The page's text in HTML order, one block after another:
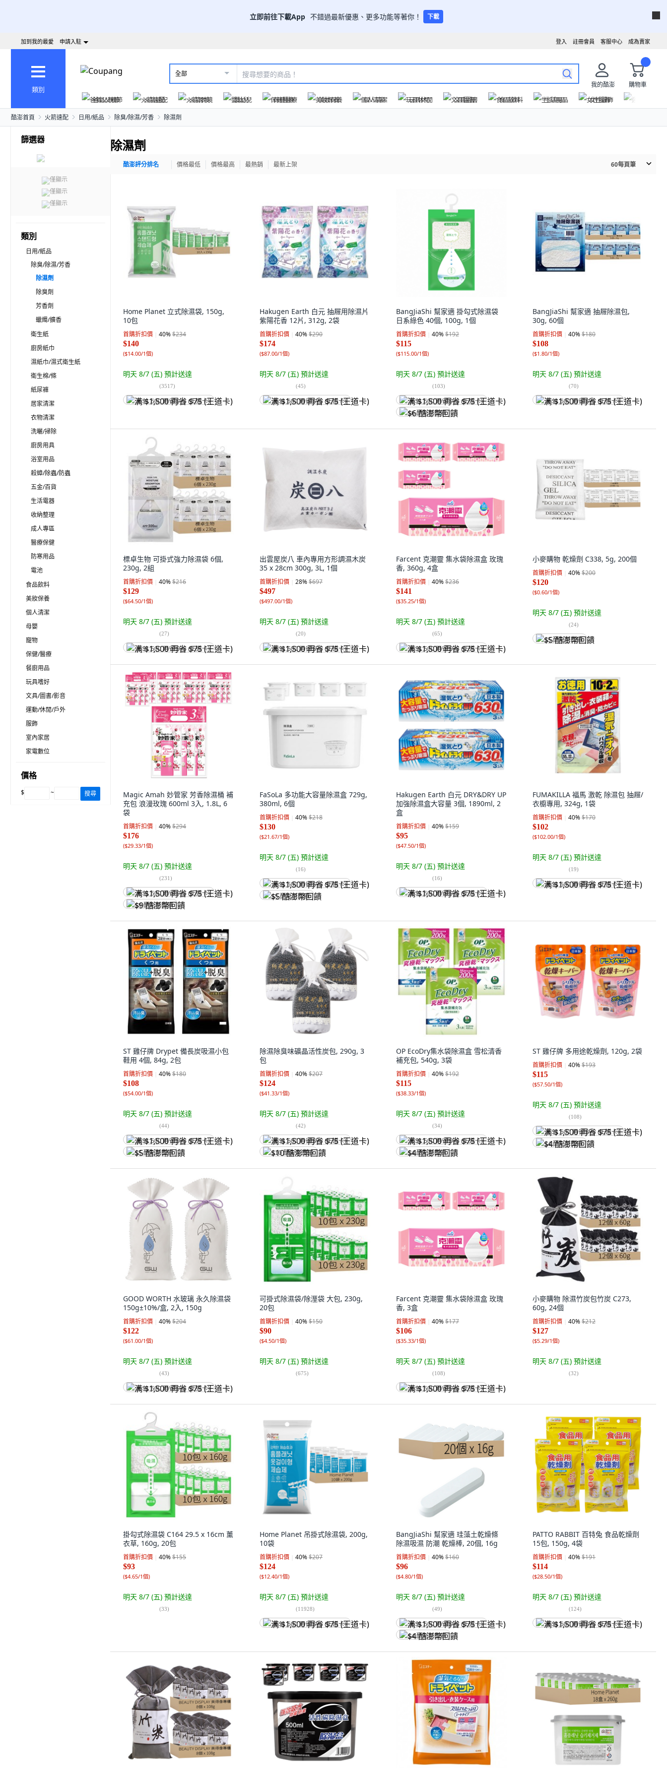
立即前往下載App 不錯過最新優惠、更多功能等著你！ 下載
成為賣家
客服中心
註冊會員
登入
加到我的最愛 申請入駐
類別
全部
我的酷澎
購物車
爸氣父親節
火箭速配 火箭跨境 嬰幼兒 保健醫療 美妝保養 個人清潔 玩具休閒 文具圖書 食品飲料 生活用品 女性服飾
酷澎首頁 火箭速配 日用/紙品 除臭/除濕/芳香 除濕劑
篩選器
僅顯示
僅顯示
僅顯示
類別
日用/紙品
除臭/除濕/芳香
除濕劑
除臭劑
芳香劑
蠟燭/擴香
衛生紙
廚房紙巾
濕紙巾/濕式衛生紙
衛生棉/條
紙尿褲
居家清潔
衣物清潔
洗曬/掃除
廚房用具
浴室用品
殺蟑/除蟲/防蟲
五金/百貨
生活電器
收納整理
成人專區
醫療保健
防寒用品
電池
食品飲料
美妝保養
個人清潔
母嬰
寵物
保健/醫療
餐廚用品
玩具嗜好
文具/圖書/影音
運動/休閒/戶外
服飾
室內家居
家電數位
價格
$ ~ 搜尋
除濕劑
酷澎評分排名 價格最低 價格最高 最熱銷 最新上架 60每頁筆
Home Planet 立式除濕袋, 150g,
10包
首購折扣價 40%$234
$140
($14.00/1個)
明天 8/7 (五) 預計送達
(3517)
满 $1,500 再省 $75 (王道卡)
Hakugen Earth 白元 抽屜用除濕片
紫陽花香 12片, 312g, 2袋
首購折扣價 40%$290
$174
($87.00/1個)
明天 8/7 (五) 預計送達
(45)
满 $1,500 再省 $75 (王道卡)
BangJiaShi 幫家適 掛勾式除濕袋
日系綠色 40個, 100g, 1個
首購折扣價 40%$192
$115
($115.00/1個)
明天 8/7 (五) 預計送達
(103)
满 $1,500 再省 $75 (王道卡)
$6 酷澎幣回饋
BangJiaShi 幫家適 抽屜除濕包,
30g, 60個
首購折扣價 40%$180
$108
($1.80/1個)
明天 8/7 (五) 預計送達
(70)
满 $1,500 再省 $75 (王道卡)
標卓生物 可掛式強力除濕袋 6個,
230g, 2組
首購折扣價 40%$216
$129
($64.50/1個)
明天 8/7 (五) 預計送達
(27)
满 $1,500 再省 $75 (王道卡)
出雲屋炭八 車內專用方形調濕木炭
35 x 28cm 300g, 3L, 1個
首購折扣價 28%$697
$497
($497.00/1個)
明天 8/7 (五) 預計送達
(20)
满 $1,500 再省 $75 (王道卡)
Farcent 克潮靈 集水袋除濕盒 玫瑰
香, 360g, 4盒
首購折扣價 40%$236
$141
($35.25/1個)
明天 8/7 (五) 預計送達
(65)
满 $1,500 再省 $75 (王道卡)
小麥購物 乾燥劑 C338, 5g, 200個
首購折扣價 40%$200
$120
($0.60/1個)
明天 8/7 (五) 預計送達
(24)
$5 酷澎幣回饋
Magic Amah 妙管家 芳香除濕桶 補
充包 浪漫玫瑰 600ml 3入, 1.8L, 6
袋
首購折扣價 40%$294
$176
($29.33/1個)
明天 8/7 (五) 預計送達
(231)
满 $1,500 再省 $75 (王道卡)
$9 酷澎幣回饋
FaSoLa 多功能大容量除濕盒 729g,
380ml, 6個
首購折扣價 40%$218
$130
($21.67/1個)
明天 8/7 (五) 預計送達
(16)
满 $1,500 再省 $75 (王道卡)
$5 酷澎幣回饋
Hakugen Earth 白元 DRY&DRY UP
加強除濕盒大容量 3個, 1890ml, 2
盒
首購折扣價 40%$159
$95
($47.50/1個)
明天 8/7 (五) 預計送達
(16)
满 $1,500 再省 $75 (王道卡)
FUMAKILLA 福馬 激乾 除濕包 抽屜/
衣櫥專用, 324g, 1袋
首購折扣價 40%$170
$102
($102.00/1個)
明天 8/7 (五) 預計送達
(19)
满 $1,500 再省 $75 (王道卡)
ST 雞仔牌 Drypet 備長炭吸濕小包
鞋用 4個, 84g, 2包
首購折扣價 40%$180
$108
($54.00/1個)
明天 8/7 (五) 預計送達
(44)
满 $1,500 再省 $75 (王道卡)
$5 酷澎幣回饋
除濕除臭味礦晶活性炭包, 290g, 3
包
首購折扣價 40%$207
$124
($41.33/1個)
明天 8/7 (五) 預計送達
(42)
满 $1,500 再省 $75 (王道卡)
$10 酷澎幣回饋
OP EcoDry集水袋除濕盒 雪松清香
補充包, 540g, 3袋
首購折扣價 40%$192
$115
($38.33/1個)
明天 8/7 (五) 預計送達
(34)
满 $1,500 再省 $75 (王道卡)
$4 酷澎幣回饋
ST 雞仔牌 多用途乾燥劑, 120g, 2袋
首購折扣價 40%$193
$115
($57.50/1個)
明天 8/7 (五) 預計送達
(108)
满 $1,500 再省 $75 (王道卡)
$4 酷澎幣回饋
GOOD WORTH 水玻璃 永久除濕袋
150g±10%/盒, 2入, 150g
首購折扣價 40%$204
$122
($61.00/1個)
明天 8/7 (五) 預計送達
(43)
满 $1,500 再省 $75 (王道卡)
可掛式除濕袋/除溼袋 大包, 230g,
20包
首購折扣價 40%$150
$90
($4.50/1個)
明天 8/7 (五) 預計送達
(675)
Farcent 克潮靈 集水袋除濕盒 玫瑰
香, 3盒
首購折扣價 40%$177
$106
($35.33/1個)
明天 8/7 (五) 預計送達
(108)
满 $1,500 再省 $75 (王道卡)
小麥購物 除濕竹炭包竹炭 C273,
60g, 24個
首購折扣價 40%$212
$127
($5.29/1個)
明天 8/7 (五) 預計送達
(32)
掛勾式除濕袋 C164 29.5 x 16cm 薰
衣草, 160g, 20包
首購折扣價 40%$155
$93
($4.65/1個)
明天 8/7 (五) 預計送達
(33)
Home Planet 吊掛式除濕袋, 200g,
10袋
首購折扣價 40%$207
$124
($12.40/1個)
明天 8/7 (五) 預計送達
(11928)
满 $1,500 再省 $75 (王道卡)
BangJiaShi 幫家適 珪藻土乾燥條
除濕吸濕 防潮 乾燥棒, 20個, 16g
首購折扣價 40%$160
$96
($4.80/1個)
明天 8/7 (五) 預計送達
(49)
满 $1,500 再省 $75 (王道卡)
$4 酷澎幣回饋
PATTO RABBIT 百特兔 食品乾燥劑
15包, 150g, 4袋
首購折扣價 40%$191
$114
($28.50/1個)
明天 8/7 (五) 預計送達
(124)
满 $1,500 再省 $75 (王道卡)